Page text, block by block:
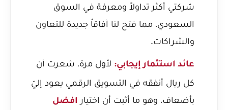
شركتي أكثر تداولاً ومعرفة في السوق
السعودي، مما فتح لنا آفاقاً جديدة للتعاون
والشراكات.
عائد استثمار إيجابي: لأول مرة، شعرت أن
كل ريال أنفقه في التسويق الرقمي يعود إليّ
بأضعاف، وهو ما أثبت أن اختيار افضل